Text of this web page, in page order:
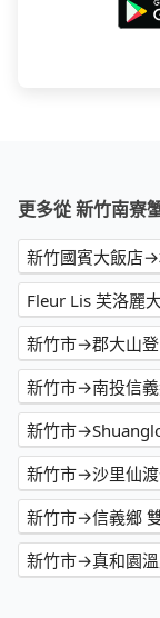
更多從 新竹南寮
新竹國賓大飯店
Fleur Lis 芙洛麗
新竹市→郡大山
新竹市→南投信
新竹市
新竹市→沙里仙
新竹市→信義鄉
新竹市→真和園